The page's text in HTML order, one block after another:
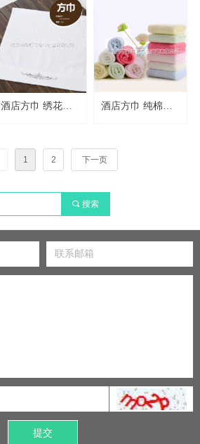
酒店方巾 绣花铂
酒店方巾 纯棉方
1 2 下一页
끠 搜索
提交